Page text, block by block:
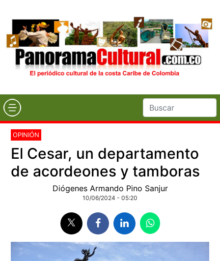
OPINIÓN
El Cesar, un departamento
de acordeones y tamboras
Diógenes Armando Pino Sanjur
10/06/2024 - 05:20